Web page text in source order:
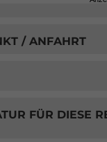
/ ANFAHRT
FÜR DIESE